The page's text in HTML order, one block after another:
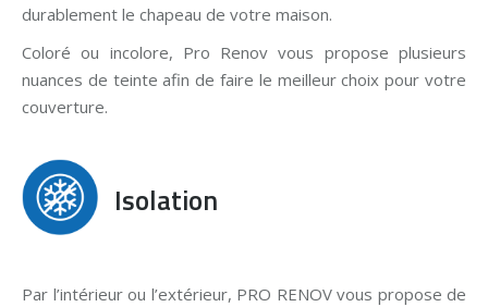
durablement le chapeau de votre maison.
Coloré ou incolore, Pro Renov vous propose plusieurs
nuances de teinte afin de faire le meilleur choix pour votre
couverture.
Isolation
Par l’intérieur ou l’extérieur, PRO RENOV vous propose de